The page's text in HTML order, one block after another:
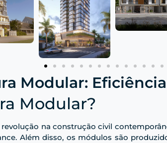
Modular: Eficiência
Modular?
na construção civil
Além disso, os módulos são